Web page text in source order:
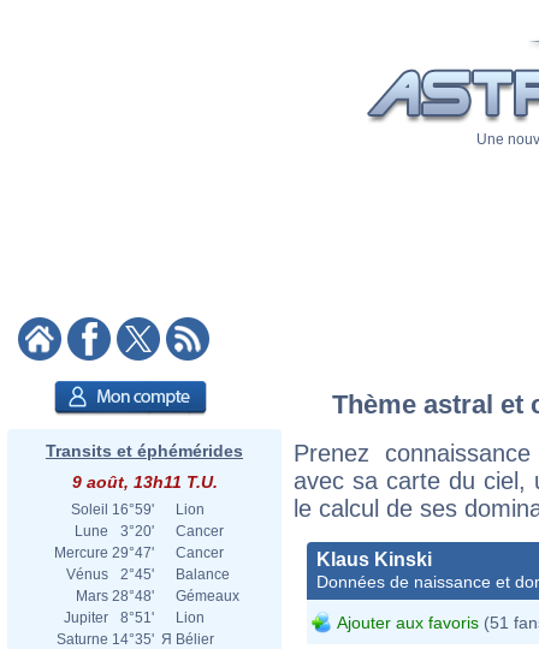
Une
Transits et éphémérides
9 août, 13h11 T.U.
Soleil 16°59'
Lion
Lune
3°20'
Cancer
Mercure 29°47'
Cancer
Vénus
2°45'
Balance
Mars 28°48'
Gémeaux
Jupiter
8°51'
Lion
Saturne 14°35' Я Bélier
Thème astral et
Prenez
avec sa carte du ciel,
le calcul de ses
Klaus Kinski
Données de naissance et
Ajouter aux favoris (51